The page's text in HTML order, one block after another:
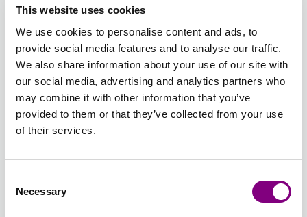
This website uses cookies
We use cookies to personalise content and ads, to
provide social media features and to analyse our traffic.
We also share information about your use of our site with
our social media, advertising and analytics partners who
may combine it with other information that you’ve
provided to them or that they’ve collected from your use
of their services.
Selection
Necessary
1460 -
LYS
AQUA
1461 -
PUDDER
BLÅ
1462 -
PUDDER
ROSE
1463 -
LYS
GUL
1464 -
FUCHSIA
TURKIS
1466 -
Batchnummer: